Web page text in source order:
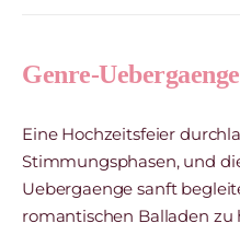
Genre-
Eine Hochzeitsfeier
Stimmungsphasen, und
Uebergaenge sanft
romantischen Balladen zu